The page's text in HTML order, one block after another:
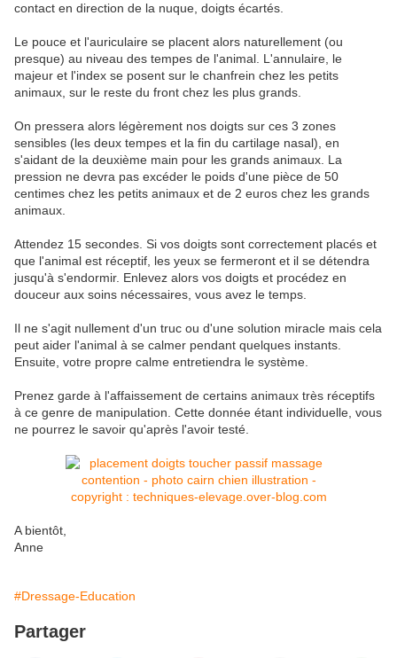
contact en direction de la nuque, doigts écartés.
Le pouce et l'auriculaire se placent alors naturellement (ou
presque) au niveau des tempes de l'animal. L'annulaire, le
majeur et l'index se posent sur le chanfrein chez les petits
animaux, sur le reste du front chez les plus grands.
On pressera alors légèrement nos doigts sur ces 3 zones
sensibles (les deux tempes et la fin du cartilage nasal), en
s'aidant de la deuxième main pour les grands animaux. La
pression ne devra pas excéder le poids d'une pièce de 50
centimes chez les petits animaux et de 2 euros chez les grands
animaux.
Attendez 15 secondes. Si vos doigts sont correctement placés et
que l'animal est réceptif, les yeux se fermeront et il se détendra
jusqu'à s'endormir. Enlevez alors vos doigts et procédez en
douceur aux soins nécessaires, vous avez le temps.
Il ne s'agit nullement d'un truc ou d'une solution miracle mais cela
peut aider l'animal à se calmer pendant quelques instants.
Ensuite, votre propre calme entretiendra le système.
Prenez garde à l'affaissement de certains animaux très réceptifs
à ce genre de manipulation. Cette donnée étant individuelle, vous
ne pourrez le savoir qu'après l'avoir testé.
A bientôt,
Anne
#Dressage-Education
Partager